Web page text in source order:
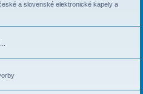
a slovenské elektronické kapely a